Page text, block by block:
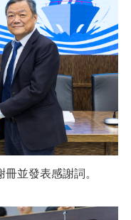
並發表感謝詞。